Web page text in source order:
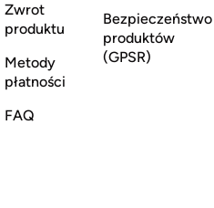
Zwrot
produktu
Metody
płatności
FAQ
Bezpieczeństwo
produktów
(GPSR)